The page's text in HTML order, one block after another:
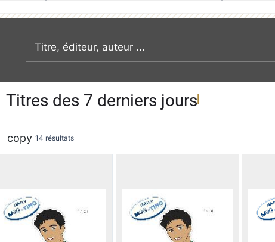
recherche par mot clé
Titres des 7 derniers jours
copy 14 résultats